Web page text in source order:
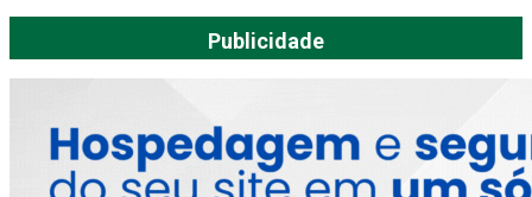
Publicidade